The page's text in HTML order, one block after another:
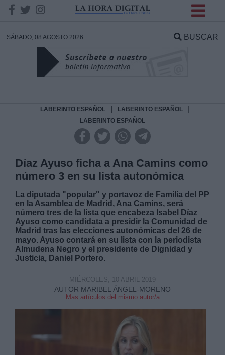
SÁBADO, 08 AGOSTO 2026 BUSCAR
LABERINTO ESPAÑOL LABERINTO ESPAÑOL
LABERINTO ESPAÑOL
Díaz Ayuso ficha a Ana Camins como
número 3 en su lista autonómica
La diputada "popular" y portavoz de Familia del PP
en la Asamblea de Madrid, Ana Camins, será
número tres de la lista que encabeza Isabel Díaz
Ayuso como candidata a presidir la Comunidad de
Madrid tras las elecciones autonómicas del 26 de
mayo. Ayuso contará en su lista con la periodista
Almudena Negro y el presidente de Dignidad y
Justicia, Daniel Portero.
AUTOR MARIBEL ÁNGEL-MORENO
Mas artículos del mismo autor/a
MIÉRCOLES, 10 ABRIL 2019
DATOS
Responsable:
Destinatarios:
Información adicional
link